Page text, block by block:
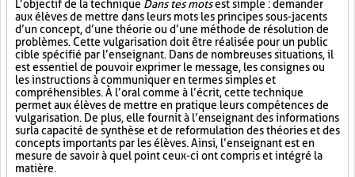
L’objectif de la technique Dans tes motsest simple : demander
aux élèves de mettre dans leurs mots les principes sous-jacents
d’un concept, d’une théorie ou d’une méthode de résolution de
problèmes. Cette vulgarisation doit être réalisée pour un public
cible spécifié par l’enseignant. Dans de nombreuses situations, il
est essentiel de pouvoir exprimer le message, les consignes ou
les instructions à communiquer en termes simples et
compréhensibles. À l’oral comme à l’écrit, cette technique
permet aux élèves de mettre en pratique leurs compétences de
vulgarisation. De plus, elle fournit à l’enseignant des informations
sur la capacité de synthèse et de reformulation des théories et des
concepts importants par les élèves. Ainsi, l’enseignant est en
mesure de savoir à quel point ceux-ci ont compris et intégré la
matière.